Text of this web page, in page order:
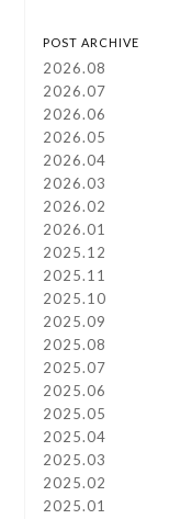
POST ARCHIVE
2026.08
2026.07
2026.06
2026.05
2026.04
2026.03
2026.02
2026.01
2025.12
2025.11
2025.10
2025.09
2025.08
2025.07
2025.06
2025.05
2025.04
2025.03
2025.02
2025.01